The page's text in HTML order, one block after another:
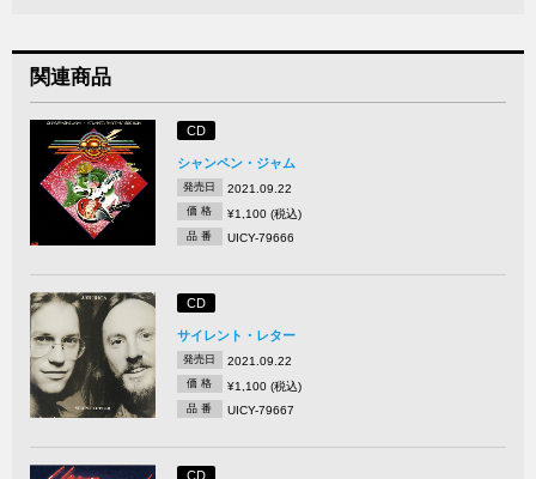
関連商品
CD
シャンペン・ジャム
発売日 2021.09.22
価 格 ¥1,100 (税込)
品 番 UICY-79666
CD
サイレント・レター
発売日 2021.09.22
価 格 ¥1,100 (税込)
品 番 UICY-79667
CD